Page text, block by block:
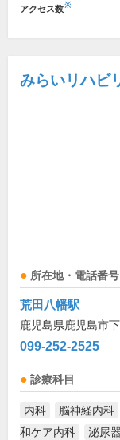
アクセス数※
みらいリハビ
所在地・電話番号
荒田八幡駅
鹿児島県鹿児島市
099-252-2525
診療科目
内科 脳神経内科
和ケア内科
泌尿